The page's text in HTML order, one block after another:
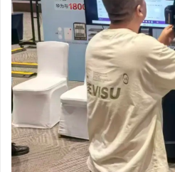
新驱动下的化工装备展：引领行业未来
风向标